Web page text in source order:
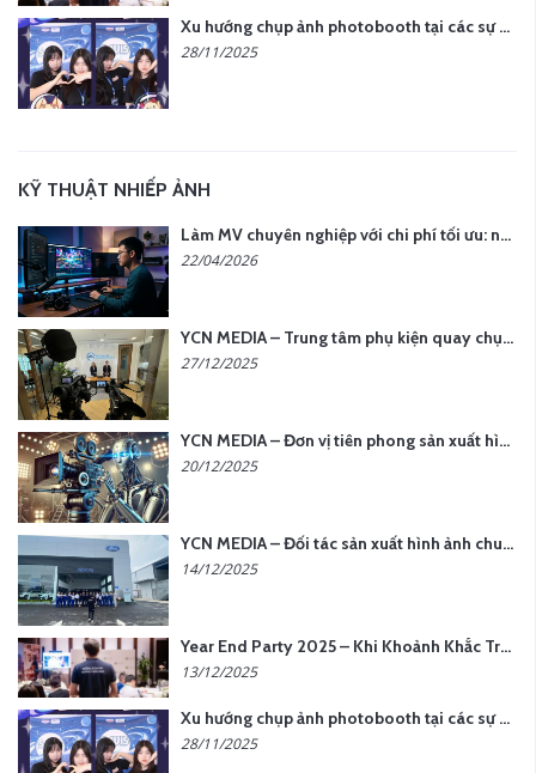
Xu hướng chụp ảnh photobooth tại các sự kiện hiện nay
28/11/2025
KỸ THUẬT NHIẾP ẢNH
Làm MV chuyên nghiệp với chi phí tối ưu: nên chọn quay thực tế hay video AI?
22/04/2026
YCN MEDIA – Trung tâm phụ kiện quay chụp tại Hà Nội
27/12/2025
YCN MEDIA – Đơn vị tiên phong sản xuất hình ảnh & âm thanh bằng AI tại Hà Nội
20/12/2025
YCN MEDIA – Đối tác sản xuất hình ảnh chuyên nghiệp cho doanh nghiệp tại Hà Nội
14/12/2025
Year End Party 2025 – Khi Khoảnh Khắc Trở Thành Dấu Ấn | Gói Ưu Đãi Tháng 12 Từ YCN Media
13/12/2025
Xu hướng chụp ảnh photobooth tại các sự kiện hiện nay
28/11/2025